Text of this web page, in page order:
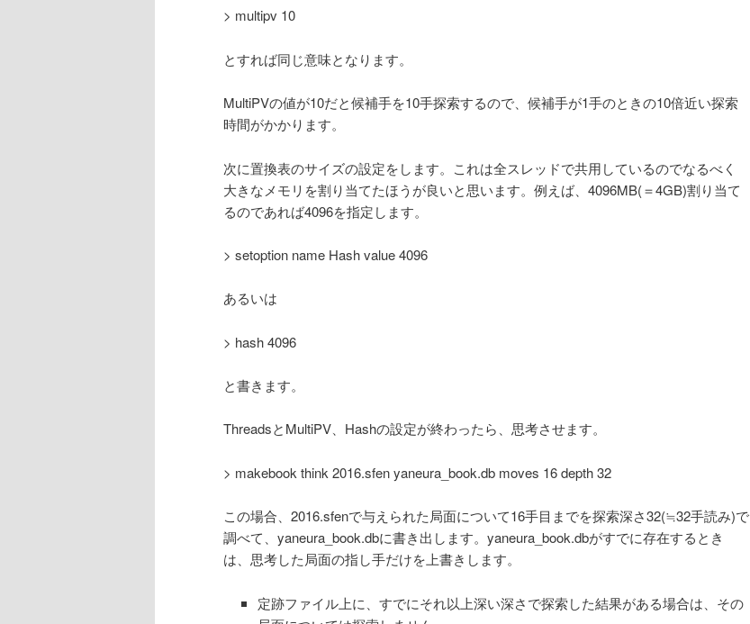
> multipv 10
とすれば同じ意味となります。
MultiPVの値が10だと候補手を10手探索するので、候補手が1手のときの10倍近い探索
時間がかかります。
次に置換表のサイズの設定をします。これは全スレッドで共用しているのでなるべく
大きなメモリを割り当てたほうが良いと思います。例えば、4096MB(＝4GB)割り当て
るのであれば4096を指定します。
> setoption name Hash value 4096
あるいは
> hash 4096
と書きます。
ThreadsとMultiPV、Hashの設定が終わったら、思考させます。
> makebook think 2016.sfen yaneura_book.db moves 16 depth 32
この場合、2016.sfenで与えられた局面について16手目までを探索深さ32(≒32手読み)で
調べて、yaneura_book.dbに書き出します。yaneura_book.dbがすでに存在するとき
は、思考した局面の指し手だけを上書きします。
定跡ファイル上に、すでにそれ以上深い深さで探索した結果がある場合は、その